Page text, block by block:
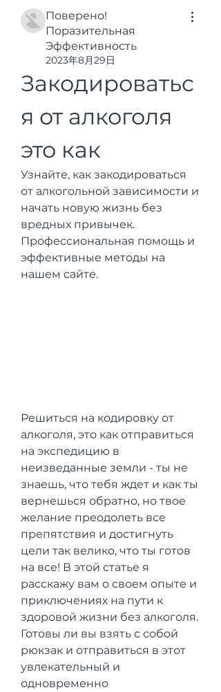
Поверено!
Поразительная
Эффективность
2023年8月29日
Закодироватьс
я от алкоголя
это как
Узнайте, как закодироваться
от алкогольной зависимости и
начать новую жизнь без
вредных привычек.
Профессиональная помощь и
эффективные методы на
нашем сайте.
Решиться на кодировку от
алкоголя, это как отправиться
на экспедицию в
неизведанные земли - ты не
знаешь, что тебя ждет и как ты
вернешься обратно, но твое
желание преодолеть все
препятствия и достигнуть
цели так велико, что ты готов
на все! В этой статье я
расскажу вам о своем опыте и
приключениях на пути к
здоровой жизни без алкоголя.
Готовы ли вы взять с собой
рюкзак и отправиться в этот
увлекательный и
одновременно